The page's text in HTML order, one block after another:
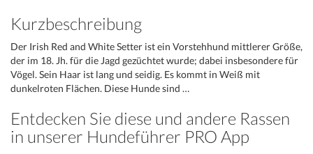
Kurzbeschreibung
Der Irish Red and White Setter ist ein Vorstehhund mittlerer Größe,
der im 18. Jh. für die Jagd gezüchtet wurde; dabei insbesondere für
Vögel. Sein Haar ist lang und seidig. Es kommt in Weiß mit
dunkelroten Flächen. Diese Hunde sind …
Entdecken Sie diese und andere Rassen
in unserer Hundeführer PRO App